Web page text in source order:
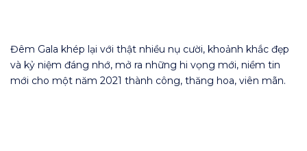
Đêm Gala khép lại với thật nhiều nụ cười, khoảnh khắc đẹp
và kỷ niệm đáng nhớ, mở ra những hi vọng mới, niềm tin
mới cho một năm 2021 thành công, thăng hoa, viên mãn.